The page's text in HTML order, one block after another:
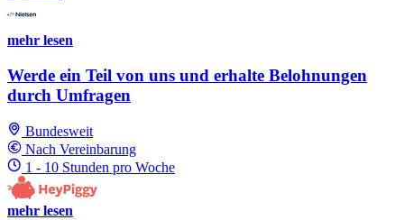
mehr lesen
Werde ein Teil von uns und erhalte Belohnungen
durch Umfragen
Bundesweit
Nach Vereinbarung
1 - 10 Stunden pro Woche
mehr lesen